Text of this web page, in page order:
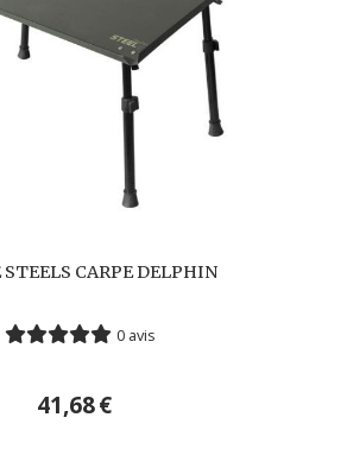
STEELS CARPE DELPHIN
0 avis
41,68€